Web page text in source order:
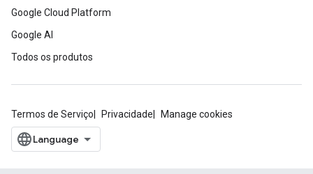
Google Cloud Platform
Google AI
Todos os produtos
Termos de Serviço Privacidade Manage cookies